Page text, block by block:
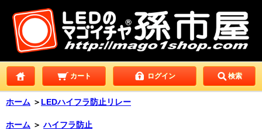
カート ログイン 検索
ホーム ＞ LEDハイフラ防止リレー
ホーム ＞ ハイフラ防止